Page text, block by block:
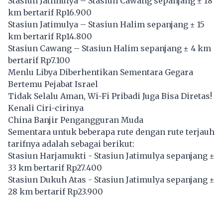
km bertarif Rp16.900
Stasiun Jatimulya – Stasiun Halim sepanjang ± 15
km bertarif Rp14.800
Stasiun Cawang – Stasiun Halim sepanjang ± 4 km
bertarif Rp7.100
Menlu Libya Diberhentikan Sementara Gegara
Bertemu Pejabat Israel
Tidak Selalu Aman, Wi-Fi Pribadi Juga Bisa Diretas!
Kenali Ciri-cirinya
China Banjir Pengangguran Muda
Sementara untuk beberapa rute dengan rute terjauh
tarifnya adalah sebagai berikut:
Stasiun Harjamukti - Stasiun Jatimulya sepanjang ±
33 km bertarif Rp27.400
Stasiun Dukuh Atas - Stasiun Jatimulya sepanjang ±
28 km bertarif Rp23.900